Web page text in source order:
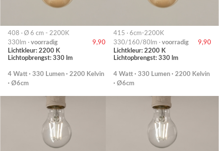
408 · Ø 6 cm - 2200K
330lm · voorradig
9,90
Lichtkleur: 2200 K
Lichtopbrengst: 330 lm
4 Watt · 330 Lumen · 2200 Kelvin
· Ø6cm
415 · 6cm-2200K
330/160/80lm · voorradig
9,90
Lichtkleur: 2200 K
Lichtopbrengst: 330 lm
4 Watt · 330 Lumen · 2200 Kelvin
· Ø6cm